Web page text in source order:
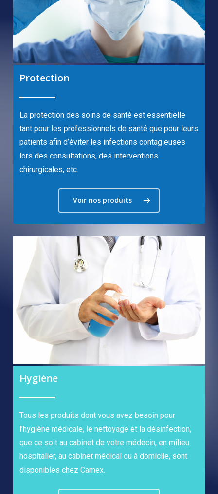
Protection
La protection des soins de santé est essentielle
tant pour les professionnels de santé que pour leurs
patients afin d’éviter les infections contagieuses
lors des consultations, des interventions
chirurgicales, etc.
Voir nos produits
Hygiène
Tous les produits dont vous avez besoin pour
l’hygiène médicale, le nettoyage et la désinfection,
que ce soit au cabinet de votre médecin, en milieu
hospitalier, au cabinet médical ou à domicile, sont
disponibles chez Camex.